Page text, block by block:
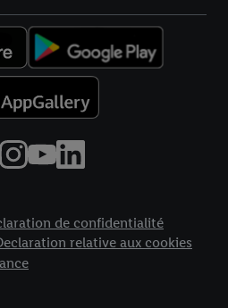
de confidentialité
relative aux cookies